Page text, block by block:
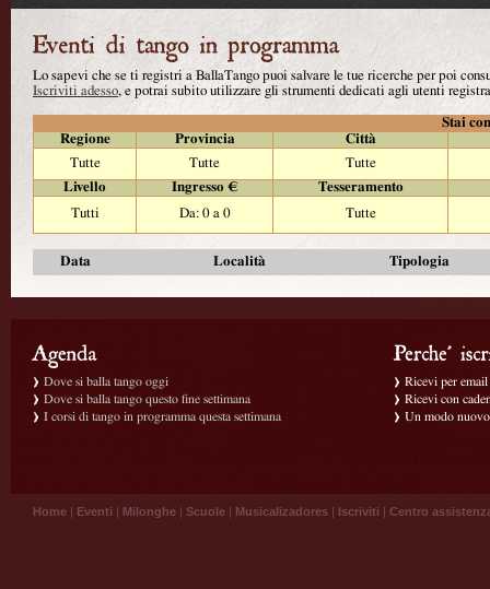
Lo sapevi che se ti registri a BallaTango puoi salvare le tue ricerche per poi
Iscriviti adesso, e potrai subito utilizzare gli strumenti dedicati agli utenti
Stai
Regione
Provincia
Città
Tutte
Tutte
Tutte
Livello
Ingresso €
Tesseramento
Tutti
Da: 0 a 0 Tutte
Data Località Tipologia
Dove si balla tango oggi
Dove si balla tango questo fine settimana
I corsi di tango in programma questa settimana
Ricevi per
Ricevi con
Un modo
Home | Eventi | Milonghe | Scuole | Musicalizadores | Iscriviti | Centro